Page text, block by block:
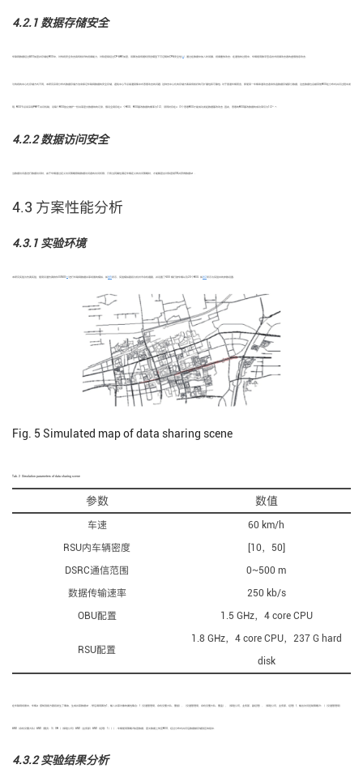
4.2.1 数据存储安全
车联网数据经过AES加密并存储在RSU中，对传统安全攻击具有较好的抵御能力，对称密钥经过CP-ABE加密，该算法具有随机预言模型下可证明的CPA安全性 20 . 通过在数据中加入时间戳，抵御重放攻击；在通信的过程中，车辆使用数字签名技术抵御攻击者的虚假信息攻击.
与传统的中心化存储方式不同，本研究采用分布式数据存储方法来保证车联网数据的安全存储，避免中心节点易遭受集中式恶意攻击的问题. 这种去中心化的存储方案具有较好的可扩展性和可靠性. 对于普通车辆而言，即使某一车辆串通攻击者来伪造数据存储部分数据，这些数据也会被其他RSU在分布式共识过程中发
现. RSU节点间采用PBFT共识机制，设每个RSU独立维护一份共享密文数据块的记录，假设全网存在 个RSU，RSU篡改数据的概率为1/2，须同时存在 /3个恶意RSU才能成功发起数据篡改攻击. 因此，恶意的RSU篡改数据的成功率仅为1/2 n /3
4.2.2 数据访问安全
当数据访问者进行数据访问时，由于车辆通过定义访问策略限制数据访问者的访问权限，只有当其属性满足车辆定义的访问策略时，才能解密出对称密钥CK并获得数据 M
4.3 方案性能分析
4.3.1 实验环境
本研究实验为仿真实验，使用交通仿真软件SUMO 28 进行车联网数据共享场景的模拟，如 图5 所示，实验模拟路段为杭州市余杭塘路，并设置了400 辆行驶车辆以及20个RSU. 如 表2 所示为实验中的参数设置.
Fig. 5 Simulated map of data sharing scene
Tab. 2 Simulation parameters of data sharing scene
参数 数值
车速
60 km/h
RSU内车辆密度
[10，50]
DSRC通信范围
0~500 m
数据传输速率
250 kb/s
OBU配置
1.5 GHz，4 core CPU
RSU配置
1.8 GHz，4 core CPU，237 G hard
disk
在车联网场景中，车辆A 感知到前方路段发生了事故，生成共享数据M . 然后调用算法1，输入共享对象的属性集合：{（交通管理局，余杭交警大队，警督），（交通管理局，余杭交警大队，警监），（保险公司，业务部，副经理），（保险公司，业务部，经理）}，输出访问控制策略T
T
= （（交通管理局）
AND（余杭交警大队）AND（警员：3）OR（（保险公司）AND（业务部）AND（经理：1）））. 车辆使用策略T
T
加密数据，密文数据上传至RSU，经过分布式共识后数据被存储到区块链中.
4.3.2 实验结果分析